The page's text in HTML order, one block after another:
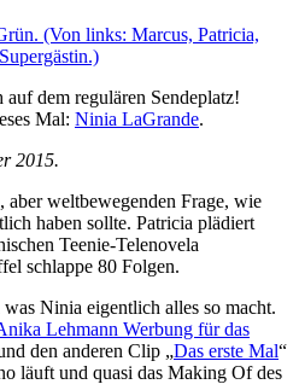
dem regulären Sendeplatz!
Mal: Ninia LaGrande.
2015.
weltbewegenden Frage, wie
haben sollte. Patricia plädiert
Teenie-Telenovela
schlappe 80 Folgen.
Ninia eigentlich alles so macht.
Lehmann Werbung für das
den anderen Clip „Das erste Mal“
läuft und quasi das Making Of des